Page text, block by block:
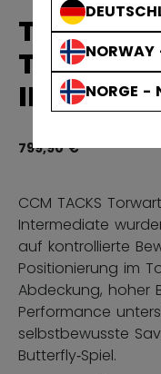
NORWAY
NORGE -
TACKS
799,90 €
CCM TACKS
Intermediate
auf kontrollierte
Positionierung im
Abdeckung, hoher
Performance
selbstbewusste
Butterfly‑Spiel.